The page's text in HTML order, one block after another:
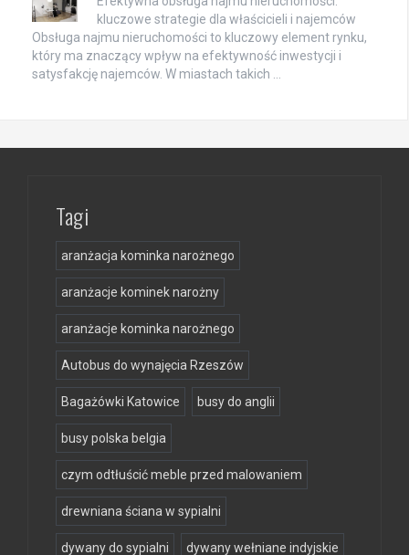
kluczowe strategie dla właścicieli i najemców
Obsługa najmu nieruchomości to kluczowy element rynku,
który ma znaczący wpływ na efektywność inwestycji i
satysfakcję najemców. W miastach takich …
Tagi
aranżacja kominka narożnego
aranżacje kominek narożny
aranżacje kominka narożnego
Autobus do wynajęcia Rzeszów
Bagażówki Katowice busy do anglii
busy polska belgia
czym odtłuścić meble przed malowaniem
drewniana ściana w sypialni
dywany do sypialni dywany wełniane indyjskie